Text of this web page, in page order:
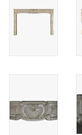
Login